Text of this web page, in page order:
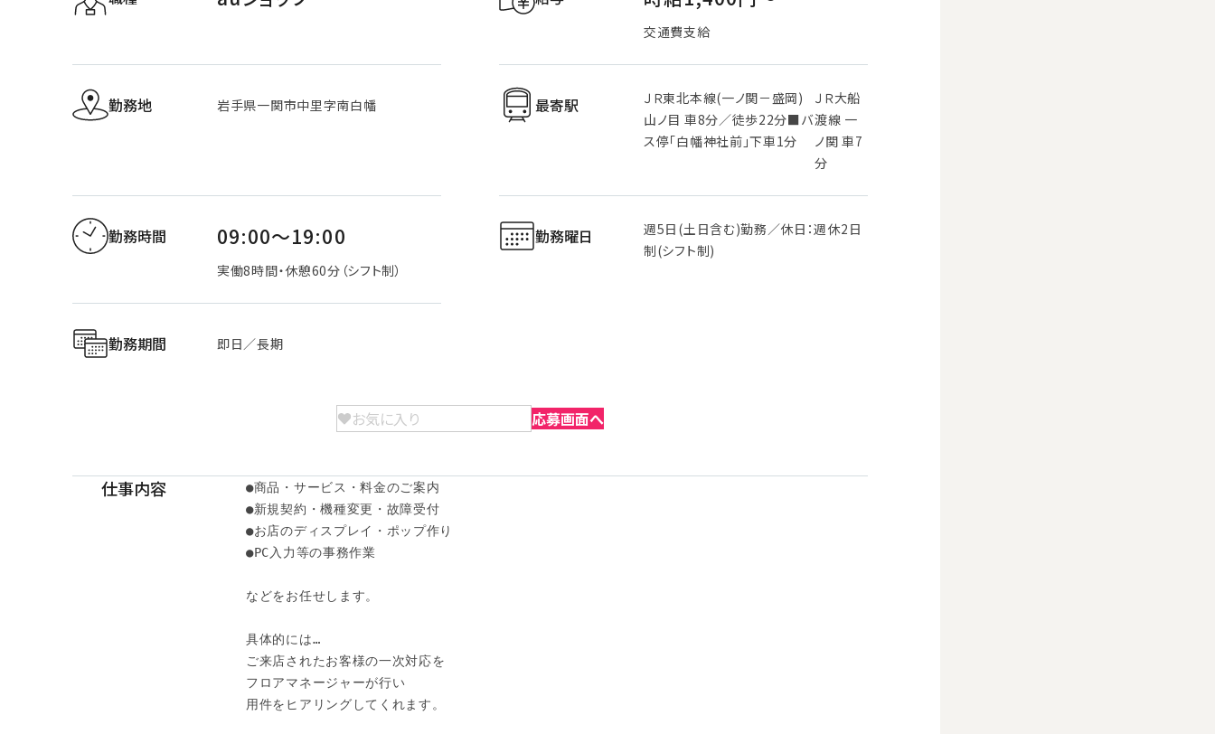
交通費支給
勤務地 岩手県一関市中里字南白幡 最寄駅
ＪＲ東北本線(一ノ関－盛岡)
山ノ目 車8分／徒歩22分■バ
ス停「白幡神社前」下車1分
ＪＲ大船
渡線 一
ノ関 車7
分
勤務時間 09:00～19:00
実働8時間・休憩60分（シフト制）
勤務曜日
週5日(土日含む)勤務／休日：週休2日
制(シフト制)
勤務期間 即日／長期
お気に入り 応募画面へ
仕事内容
●商品・サービス・料金のご案内
●新規契約・機種変更・故障受付
●お店のディスプレイ・ポップ作り
●PC入力等の事務作業
などをお任せします。
具体的には…
ご来店されたお客様の一次対応を
フロアマネージャーが行い
用件をヒアリングしてくれます。